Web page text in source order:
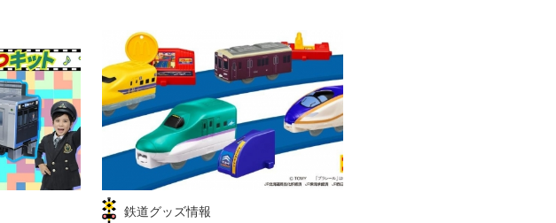
鉄道グッズ情報